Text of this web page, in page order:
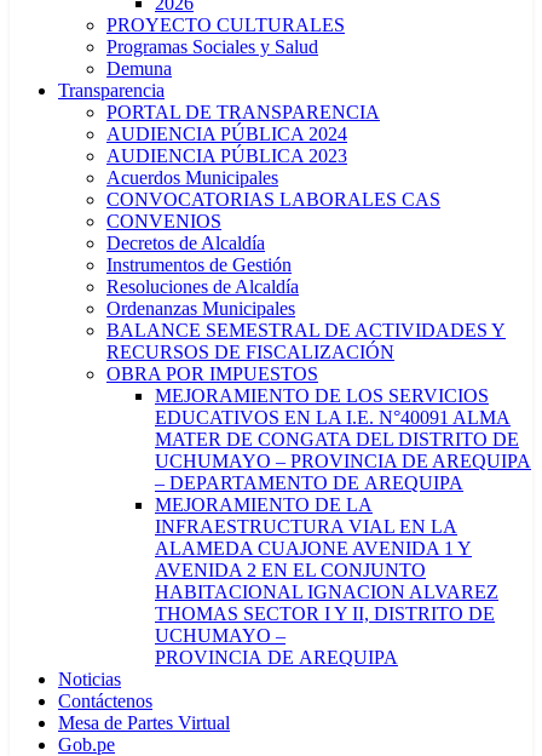
PROYECTO CULTURALES
Programas Sociales y Salud
Demuna
Transparencia
PORTAL DE TRANSPARENCIA
AUDIENCIA PÚBLICA 2024
AUDIENCIA PÚBLICA 2023
Acuerdos Municipales
CONVOCATORIAS LABORALES CAS
CONVENIOS
Decretos de Alcaldía
Instrumentos de Gestión
Resoluciones de Alcaldía
Ordenanzas Municipales
BALANCE SEMESTRAL DE ACTIVIDADES Y
RECURSOS DE FISCALIZACIÓN
OBRA POR IMPUESTOS
MEJORAMIENTO DE LOS SERVICIOS
EDUCATIVOS EN LA I.E. N°40091 ALMA
MATER DE CONGATA DEL DISTRITO DE
UCHUMAYO – PROVINCIA DE AREQUIPA
– DEPARTAMENTO DE AREQUIPA
MEJORAMIENTO DE LA
INFRAESTRUCTURA VIAL EN LA
ALAMEDA CUAJONE AVENIDA 1 Y
AVENIDA 2 EN EL CONJUNTO
HABITACIONAL IGNACION ALVAREZ
THOMAS SECTOR I Y II, DISTRITO DE
UCHUMAYO –
PROVINCIA DE AREQUIPA
Noticias
Contáctenos
Mesa de Partes Virtual
Gob.pe